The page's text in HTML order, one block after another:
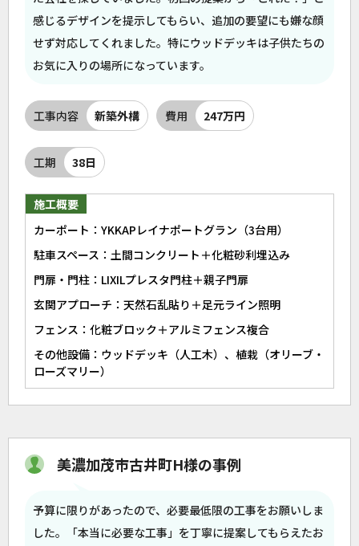
感じるデザインを提示してもらい、追加の要望にも嫌な顔
せず対応してくれました。特にウッドデッキは子供たちの
お気に入りの場所になっています。
工事内容 新築外構 費用 247万円
工期 38日
施工概要
カーポート：YKKAPレイナポートグラン（3台用）
駐車スペース：土間コンクリート＋化粧砂利埋込み
門扉・門柱：LIXILプレスタ門柱＋親子門扉
玄関アプローチ：天然石乱貼り＋足元ライン照明
フェンス：化粧ブロック＋アルミフェンス複合
その他設備：ウッドデッキ（人工木）、植栽（オリーブ・
ローズマリー）
美濃加茂市古井町H様の事例
予算に限りがあったので、必要最低限の工事をお願いしま
した。「本当に必要な工事」を丁寧に提案してもらえたお